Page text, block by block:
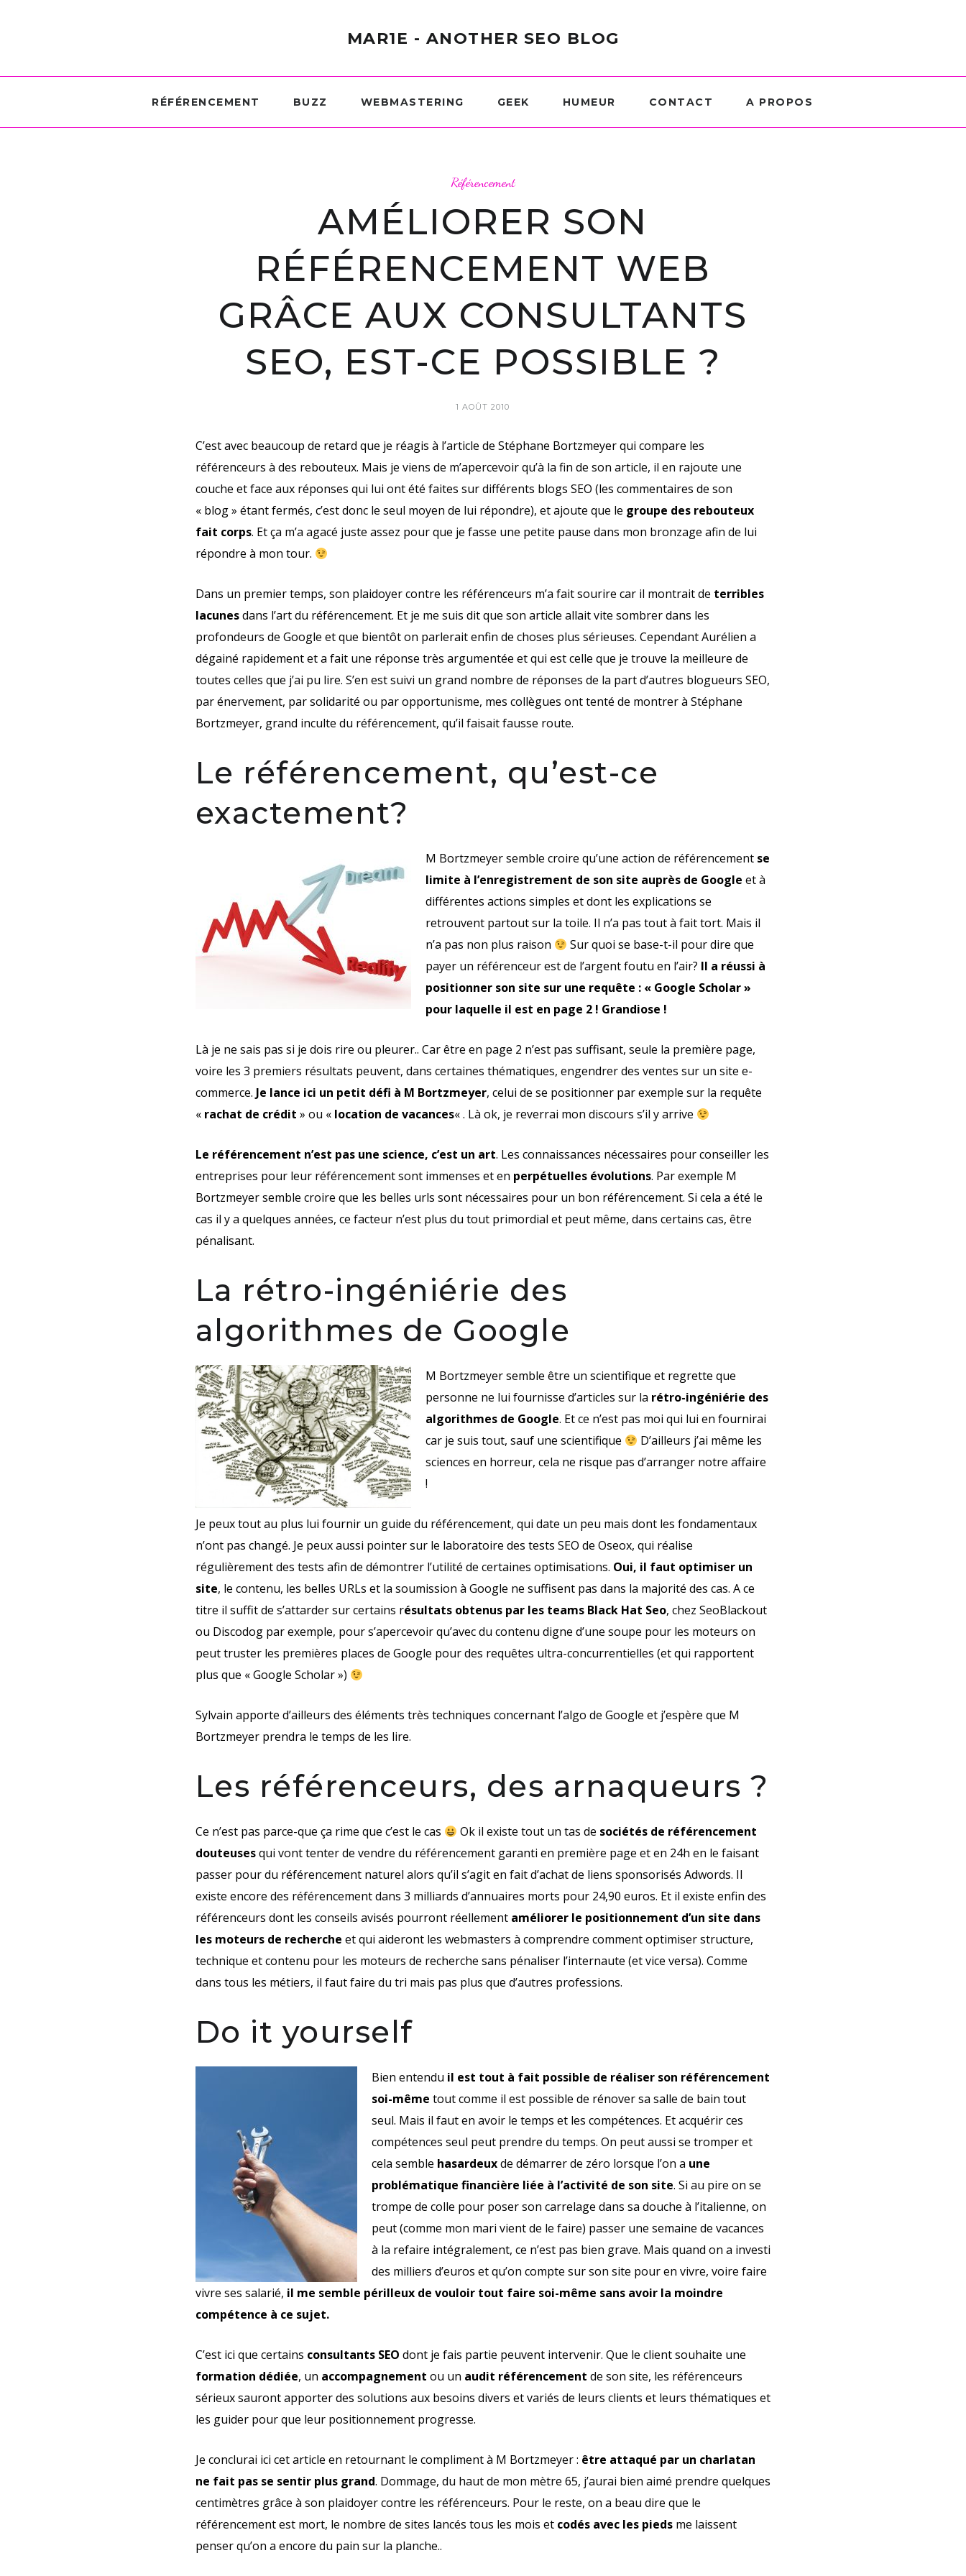
MAR1E - ANOTHER SEO BLOG
RÉFÉRENCEMENT BUZZ WEBMASTERING GEEK HUMEUR CONTACT A PROPOS
Référencement
AMÉLIORER SON
RÉFÉRENCEMENT WEB
GRÂCE AUX CONSULTANTS
SEO, EST-CE POSSIBLE ?
1 AOÛT 2010
C’est avec beaucoup de retard que je réagis à l’article de Stéphane Bortzmeyerqui compare les
référenceurs à des rebouteux. Mais je viens de m’apercevoir qu’à la fin de son article, il en rajoute une
couche et face aux réponses qui lui ont été faites sur différents blogs SEO (les commentaires de son
« blog » étant fermés, c’est donc le seul moyen de lui répondre), et ajoute que le groupe des rebouteux
fait corps. Et ça m’a agacé juste assez pour que je fasse une petite pause dans mon bronzage afin de lui
répondre à mon tour.
Dans un premier temps, son plaidoyer contre les référenceurs m’a fait sourire car il montrait de terribles
lacunesdans l’art du référencement. Et je me suis dit que son article allait vite sombrer dans les
profondeurs de Google et que bientôt on parlerait enfin de choses plus sérieuses. CependantAurélien a
dégainé rapidement et a fait une réponse très argumentée et qui est celle que je trouve la meilleure de
toutes celles que j’ai pu lire. S’en est suivi un grand nombre de réponses de la part d’autres blogueurs SEO,
par énervement, par solidarité ou par opportunisme, mes collègues ont tenté de montrer à Stéphane
Bortzmeyer, grand inculte du référencement, qu’il faisait fausse route.
Le référencement, qu’est-ce
exactement?
M Bortzmeyer semble croire qu’une action de référencement se
limite à l’enregistrement de son site auprès de Google et à
différentes actions simples et dont les explications se
retrouvent partout sur la toile. Il n’a pas tout à fait tort. Mais il
n’a pas non plus raison
Sur quoi se base-t-il pour dire que
payer un référenceur est de l’argent foutu en l’air? Il a réussi à
positionner son site sur une requête : « Google Scholar »
pour laquelle il est en page 2 ! Grandiose !
Là je ne sais pas si je dois rire ou pleurer.. Car être en page 2 n’est pas suffisant, seule la première page,
voire les 3 premiers résultats peuvent, dans certaines thématiques, engendrer des ventes sur un site e-
commerce. Je lance ici un petit défi à M Bortzmeyer, celui de se positionner par exemple sur la requête
« rachat de crédit » ou « location de vacances« . Là ok, je reverrai mon discours s’il y arrive
Le référencement n’est pas une science, c’est un art. Les connaissances nécessaires pour conseiller les
entreprises pour leur référencement sont immenses et en perpétuelles évolutions. Par exemple M
Bortzmeyer semble croire que les belles urls sont nécessaires pour un bon référencement. Si cela a été le
cas il y a quelques années, ce facteur n’est plus du tout primordial et peut même, dans certains cas, être
pénalisant.
La rétro-ingéniérie des
algorithmes de Google
M Bortzmeyer semble être un scientifique et regrette que
personne ne lui fournisse d’articles sur la rétro-ingéniérie des
algorithmes de Google. Et ce n’est pas moi qui lui en fournirai
car je suis tout, sauf une scientifique
D’ailleurs j’ai même les
sciences en horreur, cela ne risque pas d’arranger notre affaire
!
Je peux tout au plus lui fournir un guide du référencement, qui date un peu mais dont les fondamentaux
n’ont pas changé. Je peux aussi pointer sur le laboratoire des tests SEO de Oseox, qui réalise
régulièrement des tests afin de démontrer l’utilité de certaines optimisations. Oui, il faut optimiser un
site, le contenu, les belles URLs et la soumission à Google ne suffisent pas dans la majorité des cas. A ce
titre il suffit de s’attarder sur certains résultats obtenus par les teams Black Hat Seo, chez SeoBlackout
ou Discodog par exemple, pour s’apercevoir qu’avec du contenu digne d’une soupe pour les moteurs on
peut truster les premières places de Google pour des requêtes ultra-concurrentielles (et qui rapportent
plus que « Google Scholar »)
Sylvain apporte d’ailleurs des éléments très techniques concernant l’algo de Google et j’espère que M
Bortzmeyer prendra le temps de les lire.
Les référenceurs, des arnaqueurs ?
Ce n’est pas parce-que ça rime que c’est le cas Ok il existe tout un tas de sociétés de référencement
douteusesqui vont tenter de vendre du référencement garanti en première page et en 24h en le faisant
passer pour du référencement naturel alors qu’il s’agit en fait d’achat de liens sponsorisés Adwords. Il
existe encore des référencement dans 3 milliards d’annuaires morts pour 24,90 euros. Et il existe enfin des
référenceurs dont les conseils avisés pourront réellement améliorer le positionnement d’un site dans
les moteurs de recherche et qui aideront les webmasters à comprendre comment optimiser structure,
technique et contenu pour les moteurs de recherche sans pénaliser l’internaute (et vice versa). Comme
dans tous les métiers, il faut faire du tri mais pas plus que d’autres professions.
Do it yourself
Bien entendu il est tout à fait possible de réaliser son référencement
soi-même tout comme il est possible de rénover sa salle de bain tout
seul. Mais il faut en avoir le temps et les compétences. Et acquérir ces
compétences seul peut prendre du temps. On peut aussi se tromper et
cela semble hasardeuxde démarrer de zéro lorsque l’on a une
problématique financière liée à l’activité de son site. Si au pire on se
trompe de colle pour poser son carrelage dans sa douche à l’italienne, on
peut (comme mon mari vient de le faire) passer une semaine de vacances
à la refaire intégralement, ce n’est pas bien grave. Mais quand on a investi
des milliers d’euros et qu’on compte sur son site pour en vivre, voire faire
vivre ses salarié, il me semble périlleux de vouloir tout faire soi-même sans avoir la moindre
compétence à ce sujet.
C’est ici que certains consultants SEO dont je fais partie peuvent intervenir. Que le client souhaite une
formation dédiée, un accompagnement ou un audit référencement de son site, les référenceurs
sérieux sauront apporter des solutions aux besoins divers et variés de leurs clients et leurs thématiques et
les guider pour que leur positionnement progresse.
Je conclurai ici cet article en retournant le compliment à M Bortzmeyer : être attaqué par un charlatan
ne fait pas se sentir plus grand. Dommage, du haut de mon mètre 65, j’aurai bien aimé prendre quelques
centimètres grâce à son plaidoyer contre les référenceurs. Pour le reste, on a beau dire que le
référencement est mort, le nombre de sites lancés tous les mois et codés avec les piedsme laissent
penser qu’on a encore du pain sur la planche..